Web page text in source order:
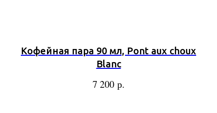
Кофейная пара 90 мл, Pont aux choux
Blanc
7 200 р.